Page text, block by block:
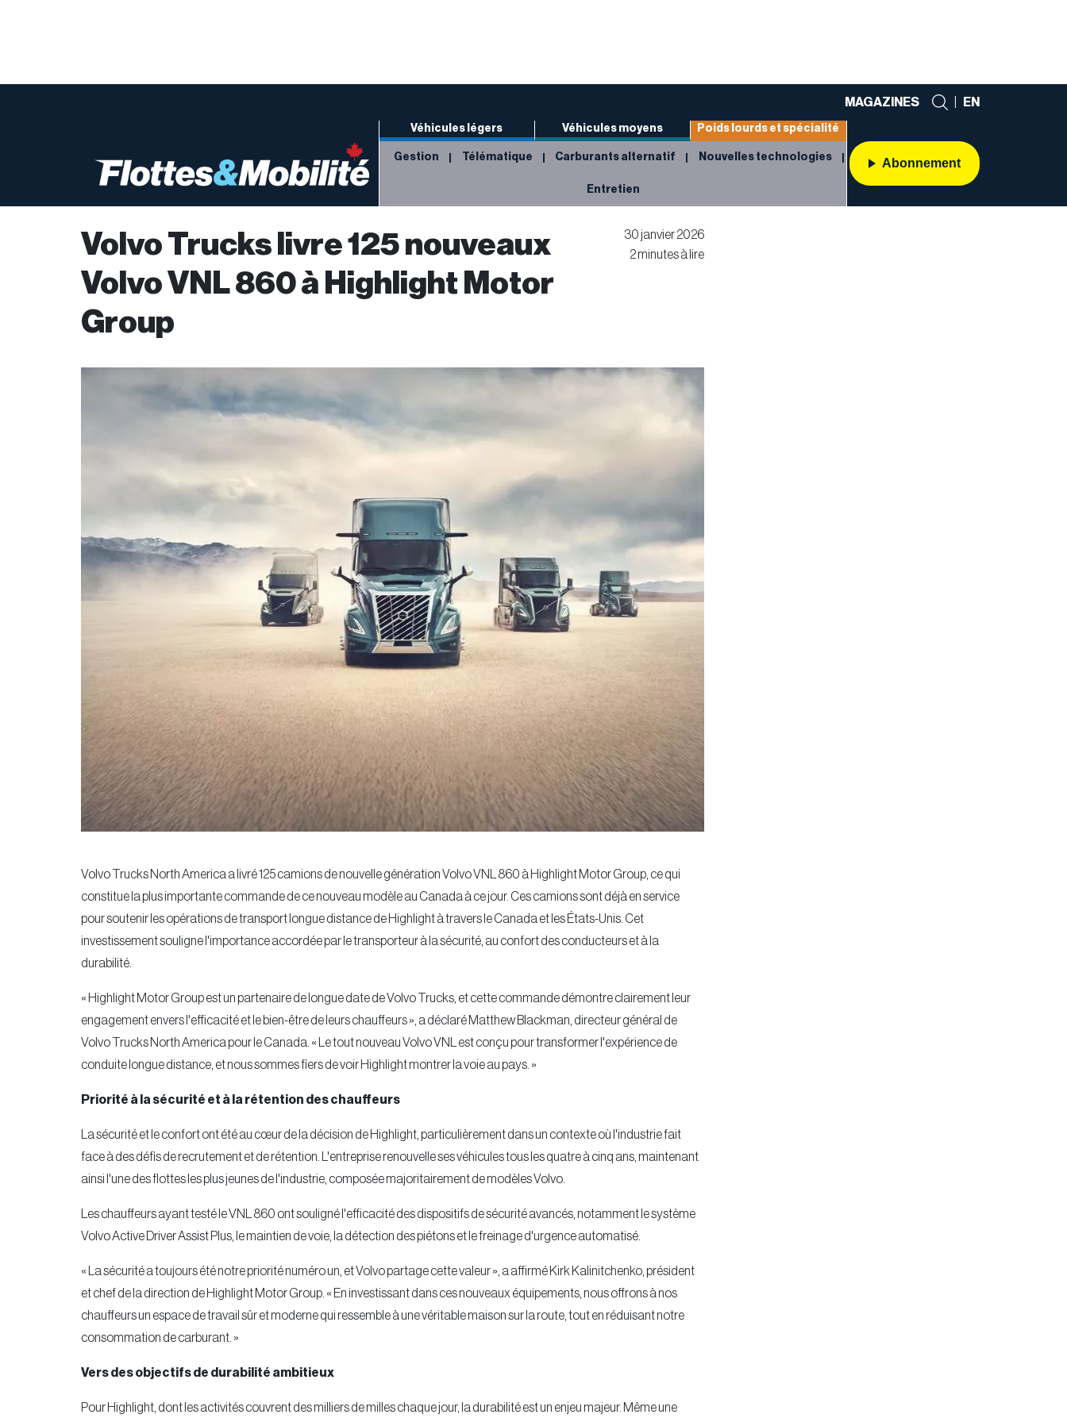
MAGAZINES EN
Véhicules légers Véhicules moyens Poids lourds et spécialité
Gestion Télématique Carburants alternatif Nouvelles technologies
Entretien
Abonnement
Volvo Trucks livre 125 nouveaux
Volvo VNL 860 à Highlight Motor
Group
30 janvier 2026
2 minutes à lire
Volvo Trucks North America a livré 125 camions de nouvelle génération Volvo VNL 860 à Highlight Motor Group, ce qui
constitue la plus importante commande de ce nouveau modèle au Canada à ce jour. Ces camions sont déjà en service
pour soutenir les opérations de transport longue distance de Highlight à travers le Canada et les États-Unis. Cet
investissement souligne l'importance accordée par le transporteur à la sécurité, au confort des conducteurs et à la
durabilité.
« Highlight Motor Group est un partenaire de longue date de Volvo Trucks, et cette commande démontre clairement leur
engagement envers l'efficacité et le bien-être de leurs chauffeurs », a déclaré Matthew Blackman, directeur général de
Volvo Trucks North America pour le Canada. « Le tout nouveau Volvo VNL est conçu pour transformer l'expérience de
conduite longue distance, et nous sommes fiers de voir Highlight montrer la voie au pays. »
Priorité à la sécurité et à la rétention des chauffeurs
La sécurité et le confort ont été au cœur de la décision de Highlight, particulièrement dans un contexte où l'industrie fait
face à des défis de recrutement et de rétention. L'entreprise renouvelle ses véhicules tous les quatre à cinq ans, maintenant
ainsi l'une des flottes les plus jeunes de l'industrie, composée majoritairement de modèles Volvo.
Les chauffeurs ayant testé le VNL 860 ont souligné l'efficacité des dispositifs de sécurité avancés, notamment le système
Volvo Active Driver Assist Plus, le maintien de voie, la détection des piétons et le freinage d'urgence automatisé.
« La sécurité a toujours été notre priorité numéro un, et Volvo partage cette valeur », a affirmé Kirk Kalinitchenko, président
et chef de la direction de Highlight Motor Group. « En investissant dans ces nouveaux équipements, nous offrons à nos
chauffeurs un espace de travail sûr et moderne qui ressemble à une véritable maison sur la route, tout en réduisant notre
consommation de carburant. »
Vers des objectifs de durabilité ambitieux
Pour Highlight, dont les activités couvrent des milliers de milles chaque jour, la durabilité est un enjeu majeur. Même une